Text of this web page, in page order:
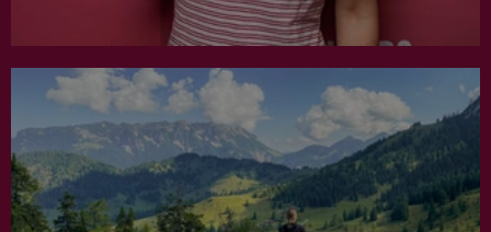
Jahresrückblick 2025